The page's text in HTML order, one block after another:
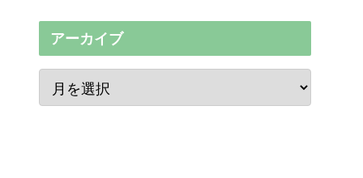
アーカイブ